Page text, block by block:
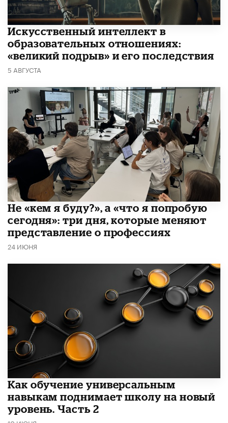
​Искусственный интеллект в
образовательных отношениях:
«великий подрыв» и его последствия
5 АВГУСТА
Не «кем я буду?», а «что я попробую
сегодня»: три дня, которые меняют
представление о профессиях
24 ИЮНЯ
​Как обучение универсальным
навыкам поднимает школу на новый
уровень. Часть 2